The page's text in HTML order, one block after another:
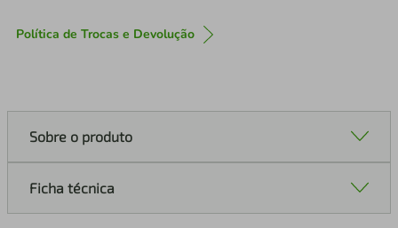
Política de Trocas e Devolução
Sobre o produto
Ficha técnica